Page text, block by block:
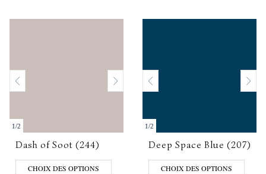
1/2
Dash of Soot (244)
CHOIX DES OPTIONS
1/2
Deep Space Blue (207)
CHOIX DES OPTIONS